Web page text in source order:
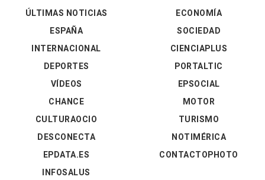
ÚLTIMAS NOTICIAS
ESPAÑA
INTERNACIONAL
DEPORTES
VÍDEOS
ECONOMÍA
SOCIEDAD
CIENCIAPLUS
PORTALTIC
EPSOCIAL
CHANCE
CULTURAOCIO
DESCONECTA
EPDATA.ES
INFOSALUS
MOTOR
TURISMO
NOTIMÉRICA
CONTACTOPHOTO